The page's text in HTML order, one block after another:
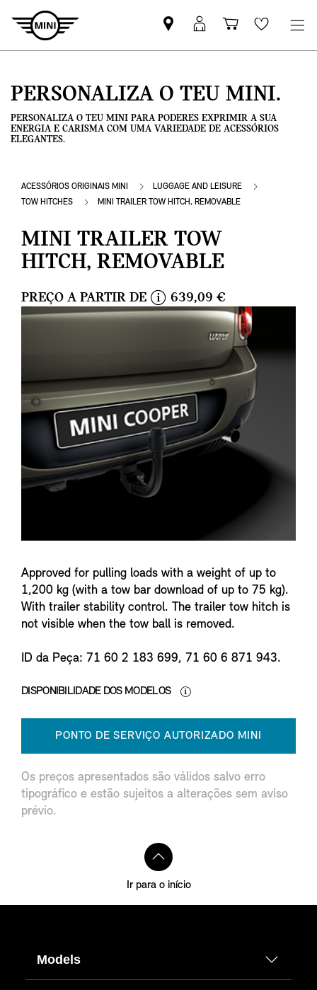
Pesquisar
parceiro
Iniciar
sessão
Carrinho
de
Wishlist
PERSONALIZA O TEU MINI.
PERSONALIZA O TEU MINI PARA PODERES EXPRIMIR A SUA
ENERGIA E CARISMA COM UMA VARIEDADE DE ACESSÓRIOS
ELEGANTES.
ACESSÓRIOS ORIGINAIS MINI
LUGGAGE AND LEISURE
TOW HITCHES
MINI TRAILER TOW HITCH, REMOVABLE
MINI TRAILER TOW
HITCH, REMOVABLE
PREÇO A PARTIR DE
i
639,09 €
Approved for pulling loads with a weight of up to
1,200 kg (with a tow bar download of up to 75 kg).
With trailer stability control. The trailer tow hitch is
not visible when the tow ball is removed.
ID da Peça: 71 60 2 183 699, 71 60 6 871 943.
DISPONIBILIDADE DOS MODELOS
PONTO DE SERVIÇO AUTORIZADO MINI
Os preços apresentados são válidos salvo erro
tipográfico e estão sujeitos a alterações sem aviso
prévio.
Ir para o início
Models